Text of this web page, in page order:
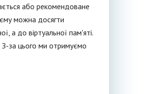
або рекомендоване
можна досягти
а до віртуальної пам'яті.
за цього ми отримуємо